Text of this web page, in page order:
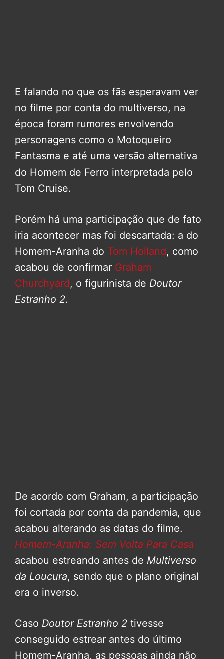
E falando no que os fãs esperavam ver
no filme por conta do multiverso, na
época foram rumores envolvendo
personagens como o Motoqueiro
Fantasma e até uma versão alternativa
do Homem de Ferro interpretada pelo
Tom Cruise.
Porém há uma participação que de fato
iria acontecer mas foi descartada: a do
Homem-Aranha do Tom Holland, como
acabou de confirmar Graham
Churchyard, o figurinista de Doutor
Estranho 2.
De acordo com Graham, a participação
foi cortada por conta da pandemia, que
acabou alterando as datas do filme.
Homem-Aranha: Sem Volta Para Casa
acabou estreando antes de Multiverso
da Loucura, sendo que o plano original
era o inverso.
Caso Doutor Estranho 2 tivesse
conseguido estrear antes do último
Homem-Aranha, as pessoas ainda não